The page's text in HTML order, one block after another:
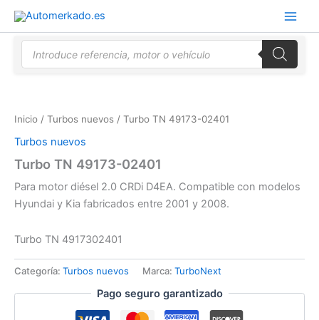
contenido
Búsqueda
Inicio / Turbos nuevos / Turbo TN 49173-02401
Turbos nuevos
Turbo TN 49173-02401
Para motor diésel 2.0 CRDi D4EA. Compatible con modelos
Hyundai y Kia fabricados entre 2001 y 2008.
Turbo TN 4917302401
Categoría: Turbos nuevos Marca: TurboNext
Pago seguro garantizado